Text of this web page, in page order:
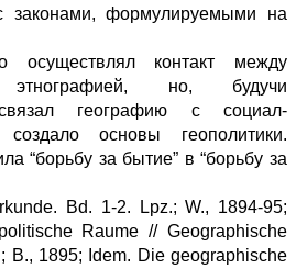
законами, формулируемыми на
осуществлял контакт между
но, будучи
географию с социал-
основы геополитики.
“борьбу за бытие” в “борьбу за
Bd. 1-2. Lpz.; W., 1894-95;
Raume // Geographische
В., 1895; Idem. Die geographische